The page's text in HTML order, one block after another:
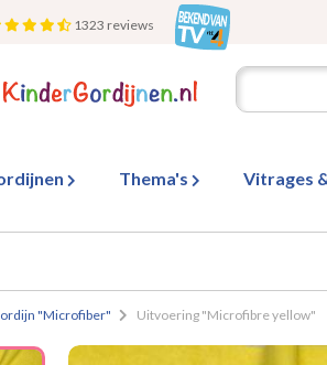
1323 reviews
Thema's Vitrages
"Microfiber" Uitvoering "Microfibre yellow"